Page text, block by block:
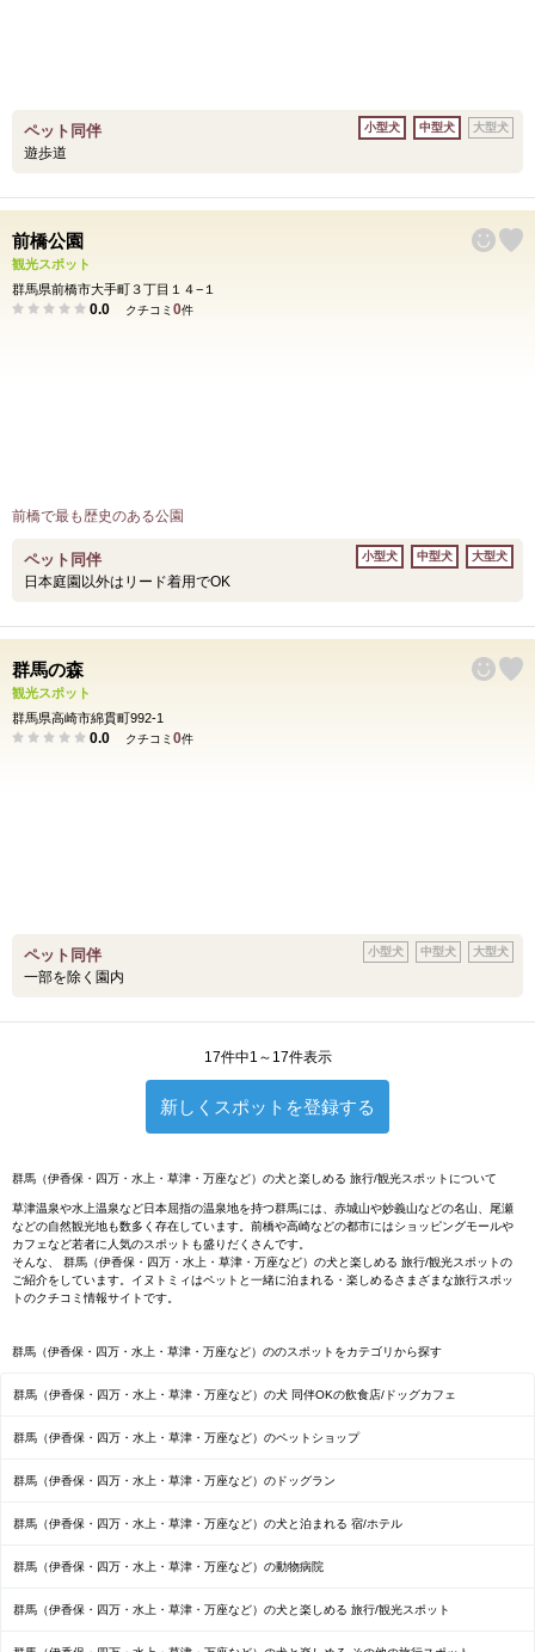
ペット同伴
遊歩道
小型犬 中型犬 大型犬
前橋公園
観光スポット
群馬県前橋市大手町３丁目１４−１
0.0 クチコミ 0件
前橋で最も歴史のある公園
ペット同伴
日本庭園以外はリード着用でOK
小型犬 中型犬 大型犬
群馬の森
観光スポット
群馬県高崎市綿貫町992-1
0.0 クチコミ 0件
ペット同伴
一部を除く園内
小型犬 中型犬 大型犬
17件中1～17件表示
新しくスポットを登録する
群馬（伊香保・四万・水上・草津・万座など）の犬と楽しめる 旅行/観光スポットについて
草津温泉や水上温泉など日本屈指の温泉地を持つ群馬には、赤城山や妙義山などの名山、尾瀬
などの自然観光地も数多く存在しています。前橋や高崎などの都市にはショッピングモールや
カフェなど若者に人気のスポットも盛りだくさんです。
そんな、 群馬（伊香保・四万・水上・草津・万座など）の犬と楽しめる 旅行/観光スポットの
ご紹介をしています。イヌトミィはペットと一緒に泊まれる・楽しめるさまざまな旅行スポッ
トのクチコミ情報サイトです。
群馬（伊香保・四万・水上・草津・万座など）ののスポットをカテゴリから探す
群馬（伊香保・四万・水上・草津・万座など）の犬 同伴OKの飲食店/ドッグカフェ
群馬（伊香保・四万・水上・草津・万座など）のペットショップ
群馬（伊香保・四万・水上・草津・万座など）のドッグラン
群馬（伊香保・四万・水上・草津・万座など）の犬と泊まれる 宿/ホテル
群馬（伊香保・四万・水上・草津・万座など）の動物病院
群馬（伊香保・四万・水上・草津・万座など）の犬と楽しめる 旅行/観光スポット